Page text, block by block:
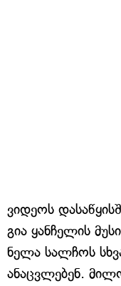
ვიდეოს
გია ყანჩელის
ნელა სალჩოს
ანაცვლებენ.